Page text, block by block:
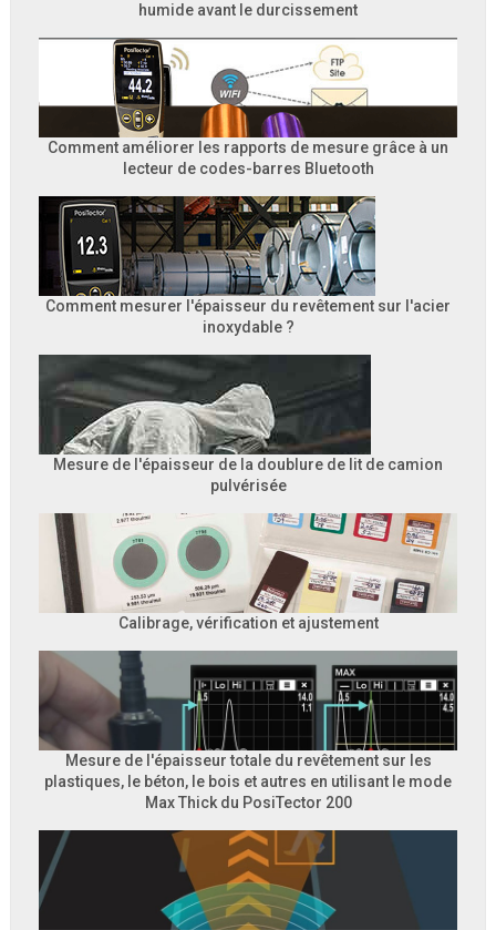
humide avant le durcissement
Comment améliorer les rapports de mesure grâce à un
lecteur de codes-barres Bluetooth
Comment mesurer l'épaisseur du revêtement sur l'acier
inoxydable ?
Mesure de l'épaisseur de la doublure de lit de camion
pulvérisée
Calibrage, vérification et ajustement
Mesure de l'épaisseur totale du revêtement sur les
plastiques, le béton, le bois et autres en utilisant le mode
Max Thick du PosiTector 200